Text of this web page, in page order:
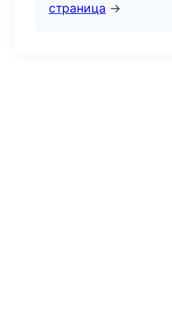
страница →